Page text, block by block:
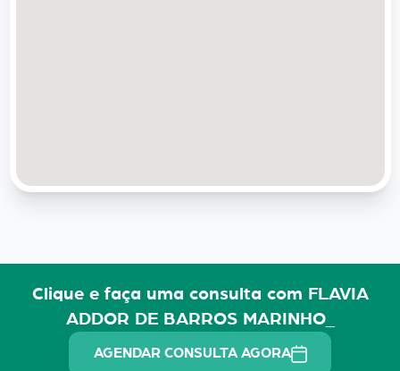
Clique e faça uma consulta com FLAVIA
ADDOR DE BARROS MARINHO_
AGENDAR CONSULTA AGORA